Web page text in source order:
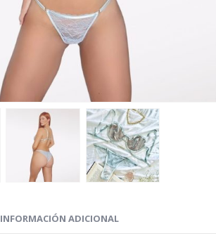
INFORMACIÓN ADICIONAL